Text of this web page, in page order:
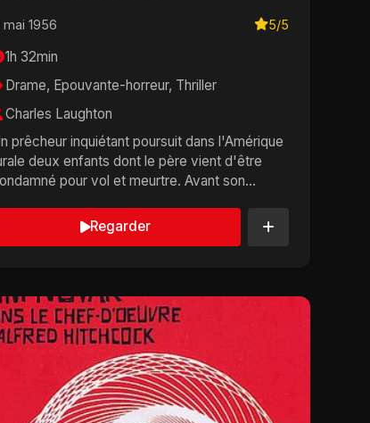
mai 1956 5/5
1h 32min
Drame, Epouvante-horreur, Thriller
Charles Laughton
prêcheur inquiétant poursuit dans l'Amérique
deux enfants dont le père vient d'être
pour vol et meurtre. Avant son
Regarder